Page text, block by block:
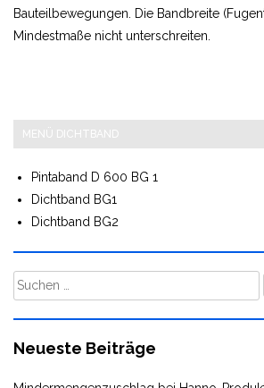
Bauteilbewegungen. Die Bandbreite
Mindestmaße nicht unterschreiten.
MENÜ DICHTBAND
Pintaband D 600 BG 1
Dichtband BG1
Dichtband BG2
Suchen
nach:
Neueste Beiträge